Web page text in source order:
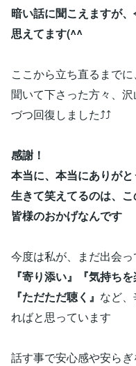
暗い話に聞こえますが
思えてます(^^ゞ
ここから立ち直るまで
聞いて下さった方々、
づつ回復しました⤴⤴
感謝！
本当に、本当にありが
生きて笑えてるのは、
皆様のおかげなんです
今度は私が、まだ出会
『寄り添い』
『気持ちを
『ただただ聴く』 など
ればと思っています
話す事で安心感や安ら